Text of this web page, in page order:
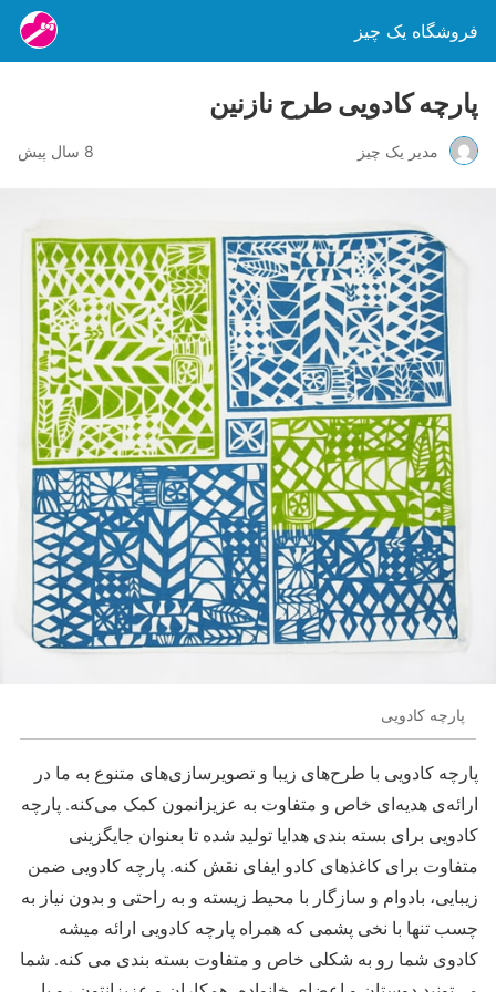
فروشگاه یک چیز
پارچه کادویی طرح نازنین
مدیر یک چیز 8 سال پیش
پارچه کادویی
پارچه کادویی با طرح‌های زیبا و تصویرسازی‌های متنوع به ما در
ارائه‌ی هدیه‌ای خاص و متفاوت به عزیزانمون کمک می‌کنه. پارچه
کادویی برای بسته بندی هدایا تولید شده تا بعنوان جایگزینی
متفاوت برای کاغذهای کادو ایفای نقش کنه. پارچه کادویی ضمن
زیبایی، بادوام و سازگار با محیط زیسته و به راحتی و بدون نیاز به
چسب تنها با نخی پشمی که همراه پارچه کادویی ارائه میشه
کادوی شما رو به شکلی خاص و متفاوت بسته بندی می کنه. شما